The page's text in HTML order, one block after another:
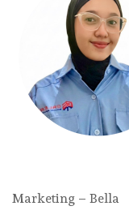
Marketing – Bella